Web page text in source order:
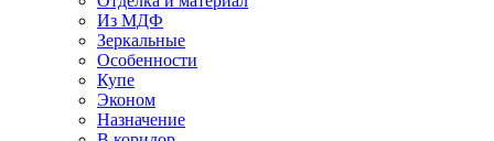
Из МДФ
Зеркальные
Особенности
Купе
Эконом
Назначение